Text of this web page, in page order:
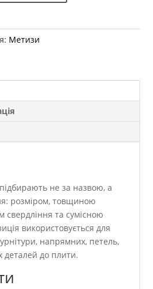
Метизи
не за назвою, а
розміром, товщиною
свердління та сумісною
використовується для
напрямних, петель,
деталей до плити.